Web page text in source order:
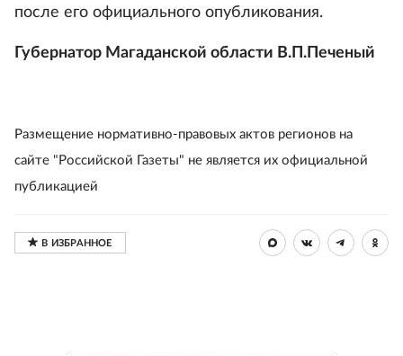
после его официального опубликования.
Губернатор Магаданской области В.П.Печеный
Размещение нормативно-правовых актов регионов на
сайте "Российской Газеты" не является их официальной
публикацией